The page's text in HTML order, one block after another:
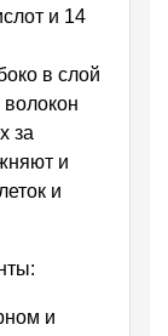
и 14
в слой
за
и
и
и